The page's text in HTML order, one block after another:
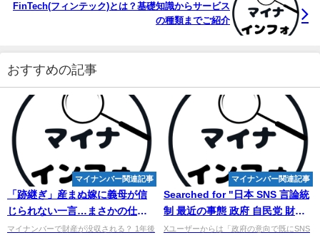
FinTech(フィンテック)とは？基礎知識からサービス
の種類までご紹介
おすすめの記事
マイナンバー関連記事
「跡継ぎ」産まぬ嫁に義母が信
じられない一言…まさかの仕打
ちに絶句 - Finasee（フィナシ
マイナンバーで財産が没収される？ 1年後
マイナンバー関連記事
Searched for "日本 SNS 言論統
制 最近の事態 政府 自民党 財務
省 経団連 圧力 忖度 site:news"
Xユーザーからは「政府の意向で既にSNS